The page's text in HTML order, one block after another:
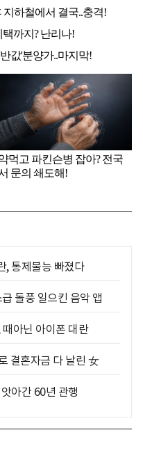
, 통제불능 빠졌다
돌풍 일으킨 음악 앱
아닌 아이폰 대란
결혼자금 다 날린 女
아간 60년 관행